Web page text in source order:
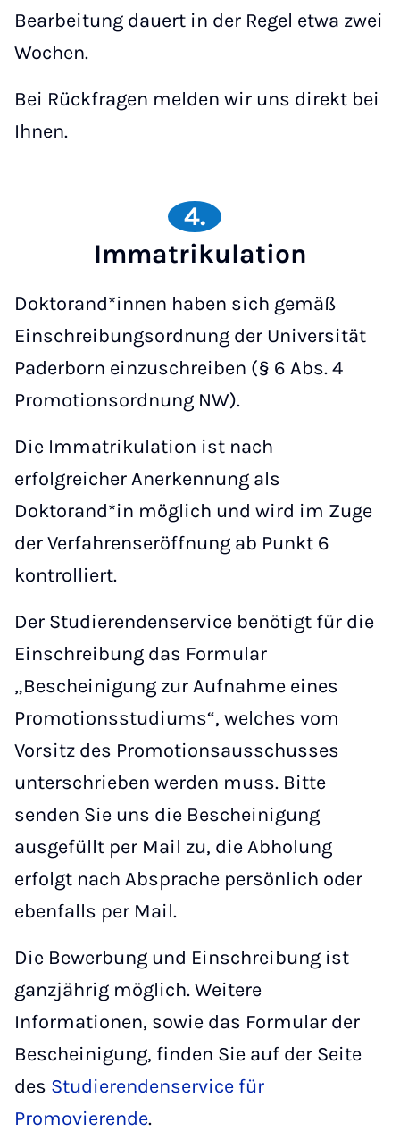
Bearbeitung dauert in der Regel etwa zwei
Wochen.
Bei Rückfragen melden wir uns direkt bei
Ihnen.
4.
Immatrikulation
Doktorand*innen haben sich gemäß
Einschreibungsordnung der Universität
Paderborn einzuschreiben (§ 6 Abs. 4
Promotionsordnung NW).
Die Immatrikulation ist nach
erfolgreicher Anerkennung als
Doktorand*in möglich und wird im Zuge
der Verfahrenseröffnung ab Punkt 6
kontrolliert.
Der Studierendenservice benötigt für die
Einschreibung das Formular
„Bescheinigung zur Aufnahme eines
Promotionsstudiums“, welches vom
Vorsitz des Promotionsausschusses
unterschrieben werden muss. Bitte
senden Sie uns die Bescheinigung
ausgefüllt per Mail zu, die Abholung
erfolgt nach Absprache persönlich oder
ebenfalls per Mail.
Die Bewerbung und Einschreibung ist
ganzjährig möglich. Weitere
Informationen, sowie das Formular der
Bescheinigung, finden Sie auf der Seite
des Studierendenservice für
Promovierende.